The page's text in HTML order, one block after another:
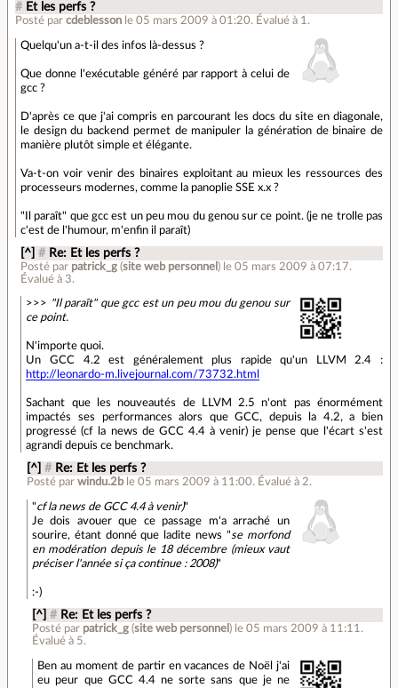
# Et les perfs ?
Posté par cdeblesson le 05 mars 2009 à 01:20. Évalué à 1 .
Quelqu'un a-t-il des infos là-dessus ?
Que donne l'exécutable généré par rapport à celui de
gcc ?
D'après ce que j'ai compris en parcourant les docs du site en diagonale,
le design du backend permet de manipuler la génération de binaire de
manière plutôt simple et élégante.
Va-t-on voir venir des binaires exploitant au mieux les ressources des
processeurs modernes, comme la panoplie SSE x.x ?
"Il paraît" que gcc est un peu mou du genou sur ce point. (je ne trolle pas
c'est de l'humour, m'enfin il paraît)
[^] # Re: Et les perfs ?
Posté par patrick_g (site web personnel ) le 05 mars 2009 à 07:17.
Évalué à 3.
>>> "Il paraît" que gcc est un peu mou du genou sur
ce point.
N'importe quoi.
Un GCC 4.2 est généralement plus rapide qu'un LLVM 2.4 :
http://leonardo-m.livejournal.com/73732.html
Sachant que les nouveautés de LLVM 2.5 n'ont pas énormément
impactés ses performances alors que GCC, depuis la 4.2, a bien
progressé (cf la news de GCC 4.4 à venir) je pense que l'écart s'est
agrandi depuis ce benchmark.
[^] # Re: Et les perfs ?
Posté par windu.2b le 05 mars 2009 à 11:00.Évalué à 2.
"cf la news de GCC 4.4 à venir)"
Je dois avouer que ce passage m'a arraché un
sourire, étant donné que ladite news "se morfond
en modération depuis le 18 décembre (mieux vaut
préciser l'année si ça continue : 2008)"
:-)
[^] # Re: Et les perfs ?
Posté par patrick_g (site web personnel ) le 05 mars 2009 à 11:11 .
Évalué à 5.
Ben au moment de partir en vacances de Noël j'ai
eu peur que GCC 4.4 ne sorte sans que je ne